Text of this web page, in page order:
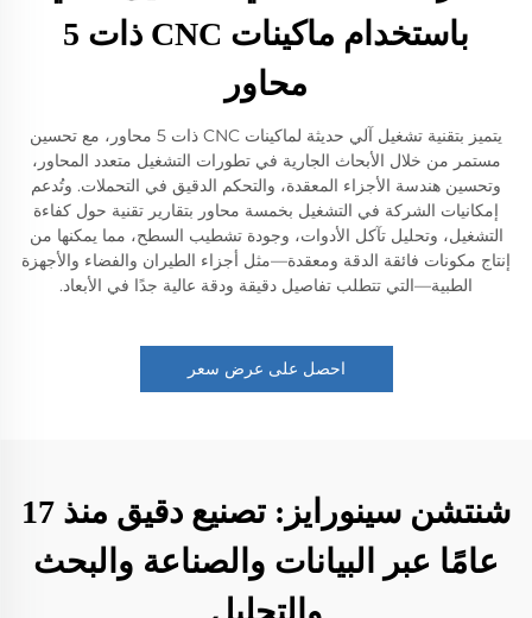
باستخدام ماكينات CNC ذات 5
محاور
يتميز بتقنية تشغيل آلي حديثة لماكينات CNC ذات 5 محاور، مع تحسين
مستمر من خلال الأبحاث الجارية في تطورات التشغيل متعدد المحاور،
وتحسين هندسة الأجزاء المعقدة، والتحكم الدقيق في التحملات. وتُدعم
إمكانيات الشركة في التشغيل بخمسة محاور بتقارير تقنية حول كفاءة
التشغيل، وتحليل تآكل الأدوات، وجودة تشطيب السطح، مما يمكنها من
إنتاج مكونات فائقة الدقة ومعقدة—مثل أجزاء الطيران والفضاء والأجهزة
الطبية—التي تتطلب تفاصيل دقيقة ودقة عالية جدًا في الأبعاد.
احصل على عرض سعر
شنتشن سينورايز: تصنيع دقيق منذ 17
عامًا عبر البيانات والصناعة والبحث